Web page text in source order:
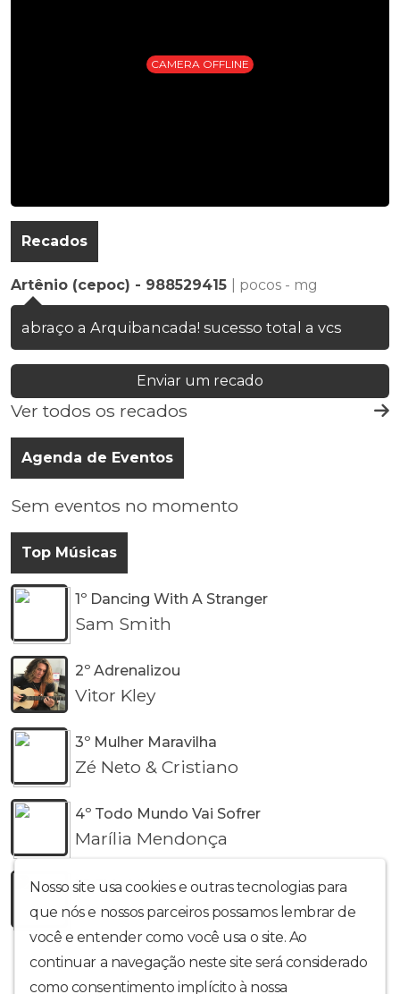
CAMERA OFFLINE
Recados
Artênio (cepoc) - 988529415 | pocos - mg
abraço a Arquibancada! sucesso total a vcs
Enviar um recado
Ver todos os recados
Agenda de Eventos
Sem eventos no momento
Top Músicas
1º Dancing With A Stranger
Sam Smith
2º Adrenalizou
Vitor Kley
3º Mulher Maravilha
Zé Neto & Cristiano
4º Todo Mundo Vai Sofrer
Marília Mendonça
5º Girls Like You
Maroon Five e Cardi B
Nosso site usa cookies e outras tecnologias para
que nós e nossos parceiros possamos lembrar de
você e entender como você usa o site. Ao
continuar a navegação neste site será considerado
como consentimento implícito à nossa